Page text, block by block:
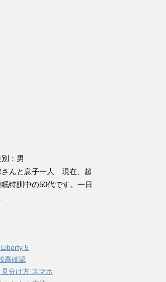
：男
さんと息子一人 現在、超
眠特訓中の50代です。一日
5
高確認
分け方 スマホ